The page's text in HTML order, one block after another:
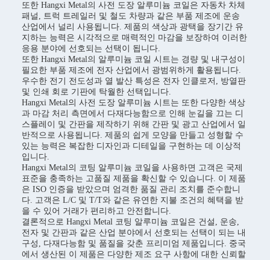
또한 Hangxi Metal의 사전 도장 알루미늄 코일은 자동차 차체
패널, 트럭 트레일러 및 철도 차량과 같은 부품 제조에 운송
산업에서 널리 사용됩니다. 제품의 색상과 광택을 장기간 유
지하는 능력은 시각적으로 매력적인 마감을 보장하여 이러한
응용 분야에 선호되는 선택이 됩니다.
또한 Hangxi Metal의 알루미늄 코일 시트는 경량 및 내구성이
필요한 부품 제조에 전자 산업에서 광범위하게 활용됩니다.
우수한 전기 전도성과 열 발산 특성은 전자 인클로저, 방열판
및 인쇄 회로 기판에 탁월한 선택입니다.
Hangxi Metal의 사전 도장 알루미늄 시트는 또한 다양한 색상
과 마감 처리 측면에서 다재다능함으로 인해 눈길을 끄는 디
스플레이 및 간판을 제작하기 위해 간판 및 광고 산업에서 일
반적으로 사용됩니다. 제품의 쉽게 모양을 만들고 성형할 수
있는 능력은 복잡한 디자인과 디테일을 구현하는 데 이상적
입니다.
Hangxi Metal의 코팅 알루미늄 코일을 사용하면 고객은 국제
표준을 충족하는 고품질 제품을 확신할 수 있습니다. 이 제품
은 ISO 인증을 받았으며 엄격한 품질 관리 조치를 준수합니
다. 고객은 L/C 및 T/T와 같은 유연한 지불 조건의 혜택을 받
을 수 있어 거래가 편리하고 안전합니다.
결론적으로 Hangxi Metal 코팅 알루미늄 코일은 건설, 운송,
전자 및 간판과 같은 산업 분야에서 선호되는 선택이 되는 내
구성, 다재다능함 및 품질을 갖춘 프리미엄 제품입니다. 중국
에서 생산된 이 제품은 다양한 제조 요구 사항에 대한 신뢰할